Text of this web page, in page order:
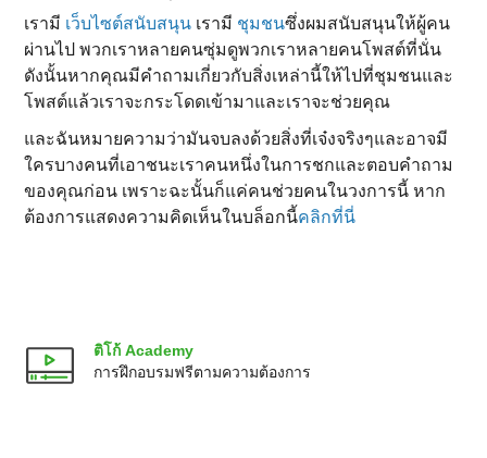
ติโก้ Academy
การฝึกอบรมฟรีตามความต้องการ
เรามี เว็บไซต์สนับสนุน เรามี ชุมชนซึ่งผมสนับสนุนให้ผู้คน
ผ่านไป พวกเราหลายคนซุ่มดูพวกเราหลายคนโพสต์ที่นั่น
ดังนั้นหากคุณมีคําถามเกี่ยวกับสิ่งเหล่านี้ให้ไปที่ชุมชนและ
โพสต์แล้วเราจะกระโดดเข้ามาและเราจะช่วยคุณ
และฉันหมายความว่ามันจบลงด้วยสิ่งที่เจ๋งจริงๆและอาจมี
ใครบางคนที่เอาชนะเราคนหนึ่งในการชกและตอบคําถาม
ของคุณก่อน เพราะฉะนั้นก็แค่คนช่วยคนในวงการนี้ หาก
ต้องการแสดงความคิดเห็นในบล็อกนี้คลิกที่นี่